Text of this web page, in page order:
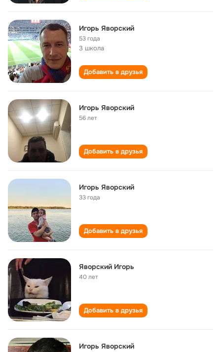
Игорь Яворский
53 года
3 школа
Добавить в друзья
Игорь Яворский
56 лет
Добавить в друзья
Игорь Яворский
33 года
Добавить в друзья
Яворский Игорь
40 лет
Добавить в друзья
Игорь Яворский